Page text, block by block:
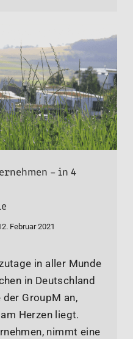
– in 4
Februar 2021
in aller Munde
in Deutschland
GroupM an,
Herzen liegt.
nimmt eine